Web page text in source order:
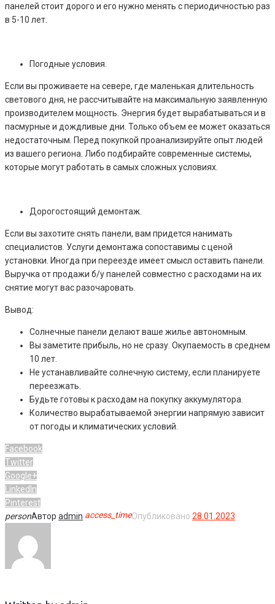
панелей стоит дорого и его нужно менять с периодичностью раз
в 5-10 лет.
Погодные условия.
Если вы проживаете на севере, где маленькая длительность
светового дня, не рассчитывайте на максимальную заявленную
производителем мощность. Энергия будет вырабатываться и в
пасмурные и дождливые дни. Только объем ее может оказаться
недостаточным. Перед покупкой проанализируйте опыт людей
из вашего региона. Либо подбирайте современные системы,
которые могут работать в самых сложных условиях.
Дорогостоящий демонтаж.
Если вы захотите снять панели, вам придется нанимать
специалистов. Услуги демонтажа сопоставимы с ценой
установки. Иногда при переезде имеет смысл оставить панели.
Выручка от продажи б/у панелей совместно с расходами на их
снятие могут вас разочаровать.
Вывод:
Солнечные панели делают ваше жилье автономным.
Вы заметите прибыль, но не сразу. Окупаемость в среднем
10 лет.
Не устанавливайте солнечную систему, если планируете
переезжать.
Будьте готовы к расходам на покупку аккумулятора.
Количество вырабатываемой энергии напрямую зависит
от погоды и климатических условий.
Facebook
Twitter
Google+
LinkedIn
Pinterest
personАвтор admin access_timeОпубликовано 28.01.2023